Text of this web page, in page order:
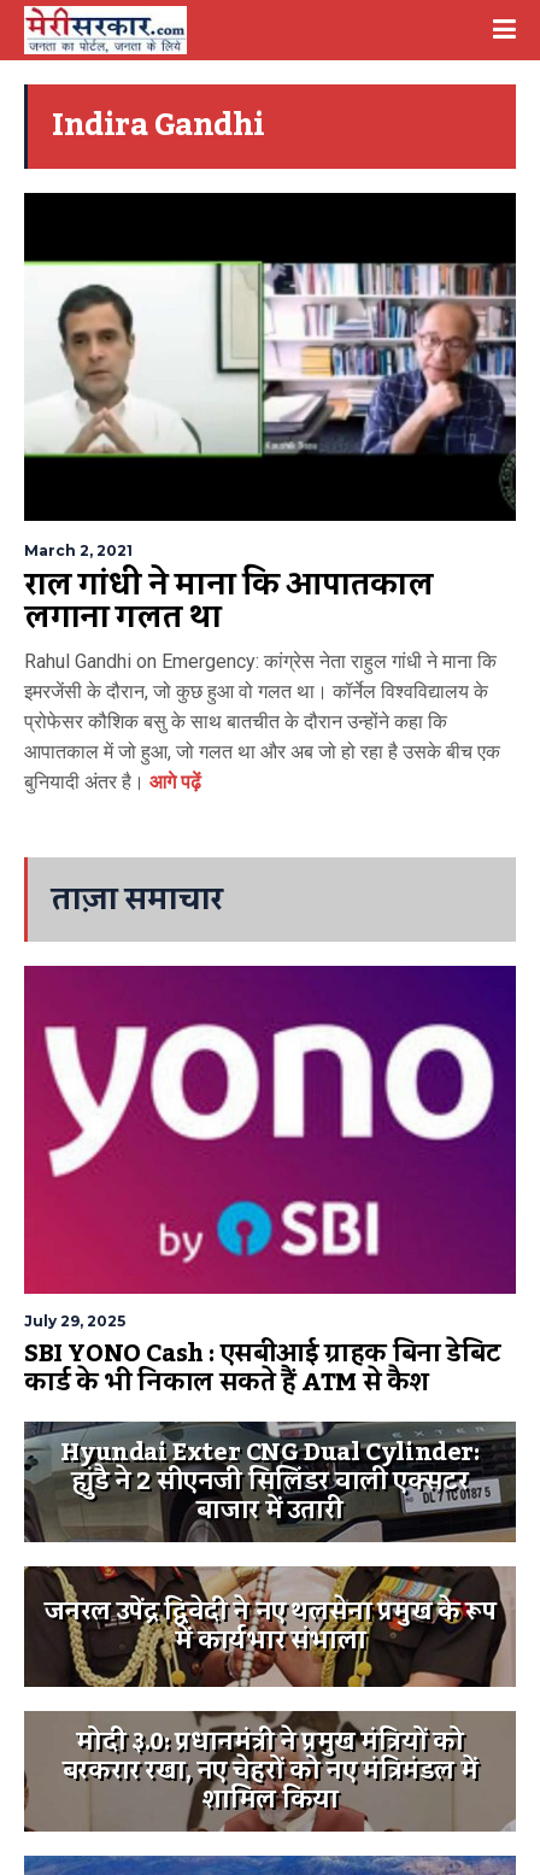
Indira Gandhi
March 2, 2021
राहुल गांधी ने माना कि आपातकाल
लगाना गलत था
Rahul Gandhi on Emergency: कांग्रेस नेता राहुल गांधी ने माना कि
इमरजेंसी के दौरान, जो कुछ हुआ वो गलत था। कॉर्नेल विश्वविद्यालय के
प्रोफेसर कौशिक बसु के साथ बातचीत के दौरान उन्होंने कहा कि
आपातकाल में जो हुआ, जो गलत था और अब जो हो रहा है उसके बीच एक
बुनियादी अंतर है। आगे पढ़ें
ताज़ा समाचार
July 29, 2025
SBI YONO Cash : एसबीआई ग्राहक बिना डेबिट
कार्ड के भी निकाल सकते हैं ATM से कैश
Hyundai Exter CNG Dual Cylinder:
ह्युंडै ने 2 सीएनजी सिलिंडर वाली एक्सटर
बाजार में उतारी
जनरल उपेंद्र द्विवेदी ने नए थलसेना प्रमुख के रूप
में कार्यभार संभाला
मोदी ३.0: प्रधानमंत्री ने प्रमुख मंत्रियों को
बरकरार रखा, नए चेहरों को नए मंत्रिमंडल में
शामिल किया